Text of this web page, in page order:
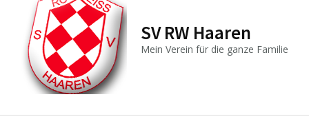
drücken)
SV RW Haaren
Mein Verein für die ganze Familie